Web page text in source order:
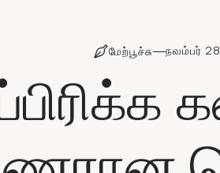
மேற்பூச்சு நவம்பர்